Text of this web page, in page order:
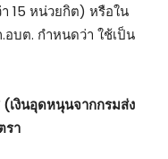
15 หน่วยกิต) หรือใน
อบต. กำหนดว่า ใช้เป็น
(เงินอุดหนุนจากกรมส่ง
รา